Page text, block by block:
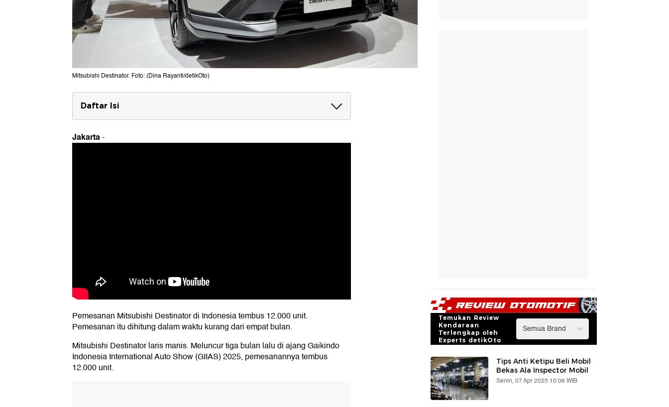
Mitsubishi Destinator. Foto: (Dina Rayanti/detikOto)
Daftar Isi
Harga Mitsubishi Destinator
Jakarta-
Pemesanan Mitsubishi Destinator di Indonesia tembus 12.000 unit.
Pemesanan itu dihitung dalam waktu kurang dari empat bulan.
Mitsubishi Destinator laris manis. Meluncur tiga bulan lalu di ajang Gaikindo
Indonesia International Auto Show (GIIAS) 2025, pemesanannya tembus
12.000 unit.
Temukan Review
Kendaraan
Terlengkap oleh
Experts detikOto
Tips Anti Ketipu Beli Mobil
Bekas Ala Inspector Mobil
Senin, 07 Apr 2025 10:06 WIB